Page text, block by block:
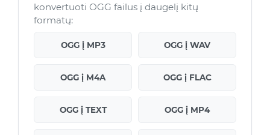
konvertuoti OGG failus į daugelį kitų
formatų:
OGG į MP3 OGG į WAV
OGG į M4A OGG į FLAC
OGG į TEXT OGG į MP4